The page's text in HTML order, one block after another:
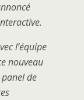
l’équipe
nouveau
de